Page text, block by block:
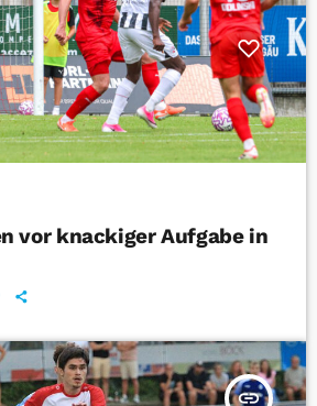
vor knackiger Aufgabe in
insert_link